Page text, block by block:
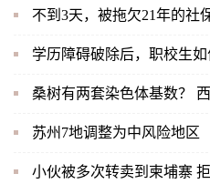
不到3天，被拖欠21年的社
学历障碍破除后，职校生
桑树有两套染色体基数？
苏州7地调整为中风险地区
小伙被多次转卖到柬埔寨